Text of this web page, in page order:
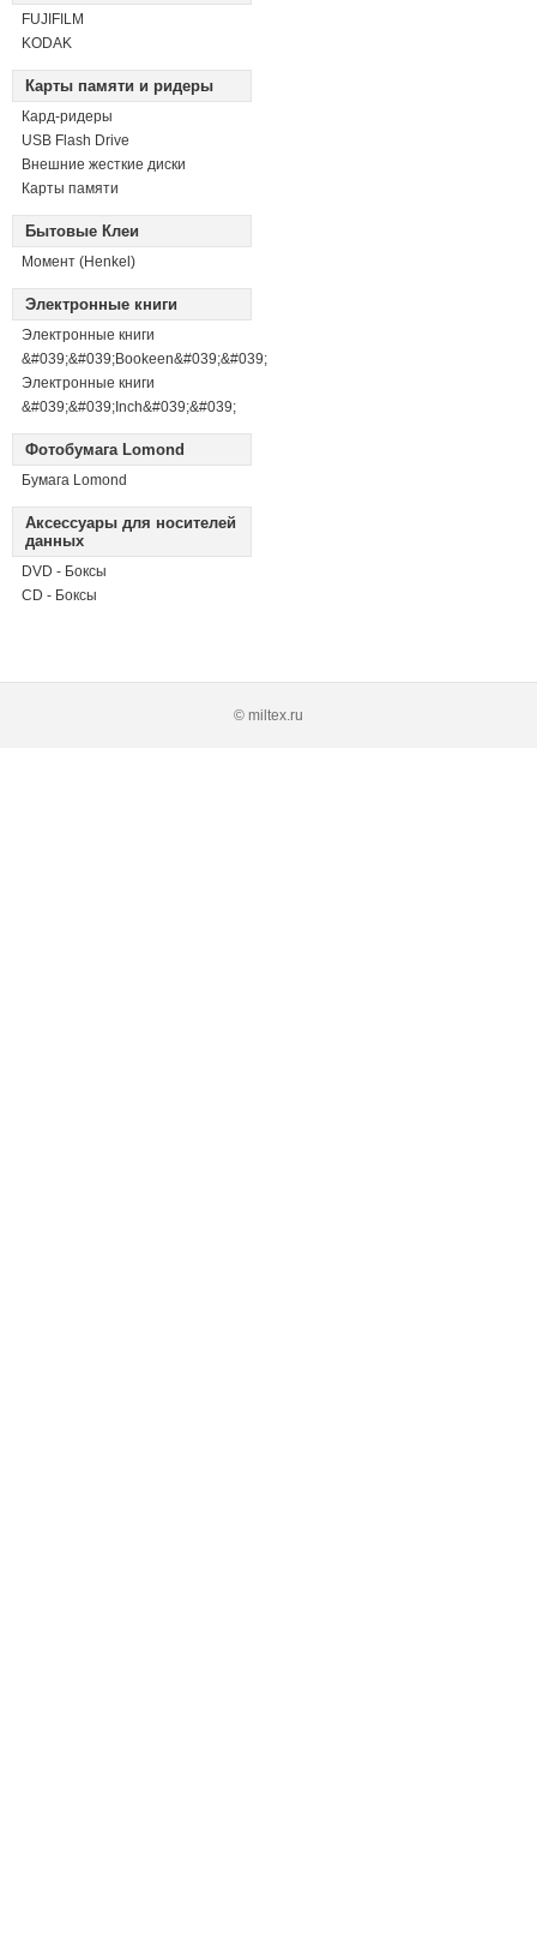
FUJIFILM
KODAK
Карты памяти и ридеры
Кард-ридеры
USB Flash Drive
Внешние жесткие диски
Карты памяти
Бытовые Клеи
Момент (Henkel)
Электронные книги
Электронные книги
&#039;&#039;Bookeen&#039;&#039;
Электронные книги
&#039;&#039;Inch&#039;&#039;
Фотобумага Lomond
Бумага Lomond
Аксессуары для носителей
данных
DVD - Боксы
CD - Боксы
© miltex.ru